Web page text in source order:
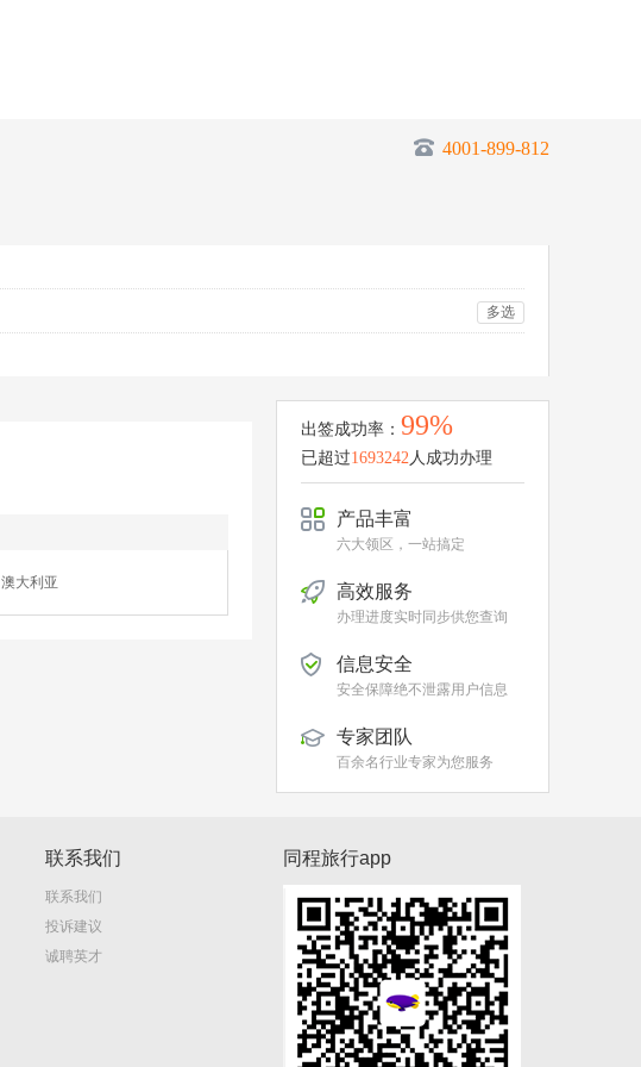
4001-899-812
多选
澳大利亚
出签成功率： 99%
已超过1693242人成功办理
产品丰富
六大领区，一站搞定
高效服务
办理进度实时同步供您查询
信息安全
安全保障绝不泄露用户信息
专家团队
百余名行业专家为您服务
联系我们
联系我们
投诉建议
诚聘英才
同程旅行app